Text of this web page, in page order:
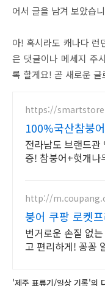
어서 글을 남겨 보았습
아! 혹시라도 캐나다 런
은 댓글이나 메세지 주
록 할게요! 곧 새로운 글
https://
100%국산참붕
전라남도 브랜드관
증! 참붕어+헛개나
http://
붕어 쿠팡 로켓
번거로운 손질 없
고 편리하게! 꽁꽁
'제주 표류기/일상 기록'의